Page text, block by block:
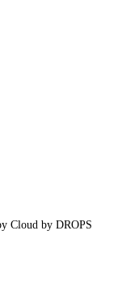
Cloud by DROPS